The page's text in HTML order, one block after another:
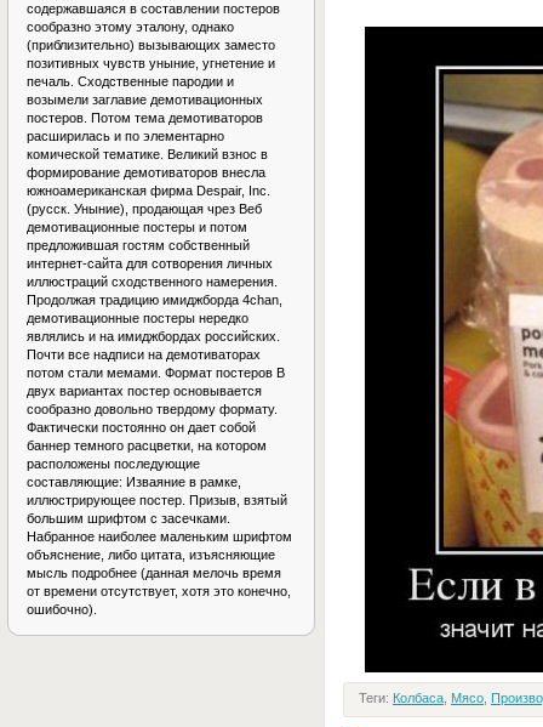
Теги: Колбаса Мясо
содержавшаяся в составлении постеров
сообразно этому эталону, однако
(приблизительно) вызывающих заместо
позитивных чувств уныние, угнетение и
печаль. Сходственные пародии и
возымели заглавие демотивационных
постеров. Потом тема демотиваторов
расширилась и по элементарно
комической тематике. Великий взнос в
формирование демотиваторов внесла
южноамериканская фирма Despair, Inc.
(русск. Уныние), продающая чрез Веб
демотивационные постеры и потом
предложившая гостям собственный
интернет-сайта для сотворения личных
иллюстраций сходственного намерения.
Продолжая традицию имиджборда 4chan,
демотивационные постеры нередко
являлись и на имиджбордах российских.
Почти все надписи на демотиваторах
потом стали мемами. Формат постеров В
двух вариантах постер основывается
сообразно довольно твердому формату.
Фактически постоянно он дает собой
баннер темного расцветки, на котором
расположены последующие
составляющие: Изваяние в рамке,
иллюстрирующее постер. Призыв, взятый
большим шрифтом с засечками.
Набранное наиболее маленьким шрифтом
объяснение, либо цитата, изъясняющие
мысль подробнее (данная мелочь время
от времени отсутствует, хотя это конечно,
ошибочно).